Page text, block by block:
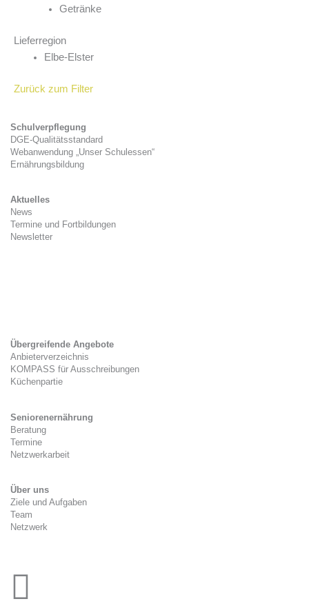
Getränke
Lieferregion
Elbe-Elster
Zurück zum Filter
Schulverpflegung
DGE-Qualitätsstandard
Webanwendung „Unser Schulessen“
Ernährungsbildung
Aktuelles
News
Termine und Fortbildungen
Newsletter
Übergreifende Angebote
Anbieterverzeichnis
KOMPASS für Ausschreibungen
Küchenpartie
Seniorenernährung
Beratung
Termine
Netzwerkarbeit
Über uns
Ziele und Aufgaben
Team
Netzwerk